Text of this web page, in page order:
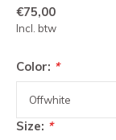
€75,00
Incl. btw
Color: *
Size: *